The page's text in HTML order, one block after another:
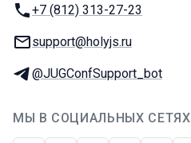
Телефон:
+7 (812) 313-27-23
E-mail:
support@holyjs.ru
Телеграм:
@JUGConfSupport_bot
МЫ В СОЦИАЛЬНЫХ СЕТЯХ